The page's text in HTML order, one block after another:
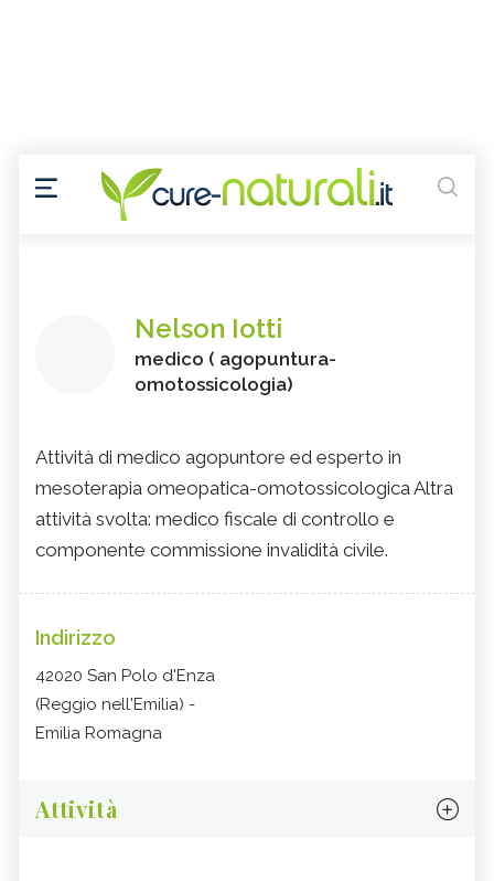
Nelson Iotti
medico ( agopuntura-
omotossicologia)
Attività di medico agopuntore ed esperto in
mesoterapia omeopatica-omotossicologica Altra
attività svolta: medico fiscale di controllo e
componente commissione invalidità civile.
Indirizzo
42020 San Polo d'Enza
(Reggio nell'Emilia) -
Emilia Romagna
Attività